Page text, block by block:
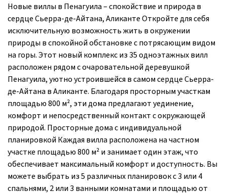
Новые виллы в Пенагуила – спокойствие и природа в
сердце Сьерра-де-Айтана, Аликанте Откройте для себя
исключительную возможность жить в окружении
природы в спокойной обстановке с потрясающим видом
на горы. Этот новый комплекс из 35 одноэтажных вилл
расположен рядом с очаровательной деревушкой
Пенагуила, уютно устроившейся в самом сердце Сьерра-
де-Айтана в Аликанте. Благодаря просторным участкам
площадью 800 м², эти дома предлагают уединение,
комфорт и непосредственный контакт с окружающей
природой. Просторные дома с индивидуальной
планировкой Каждая вилла расположена на частном
участке площадью 800 м² и занимает один этаж, что
обеспечивает максимальный комфорт и доступность. Вы
можете выбрать из 5 различных планировок с 3 или 4
спальнями, 2 или 3 ванными комнатами и площадью от